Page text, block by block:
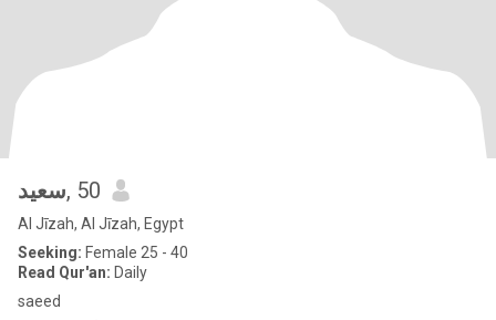
سعيد, 50
Al Jīzah, Al Jīzah, Egypt
Seeking: Female 25 - 40
Read Qur'an: Daily
saeed